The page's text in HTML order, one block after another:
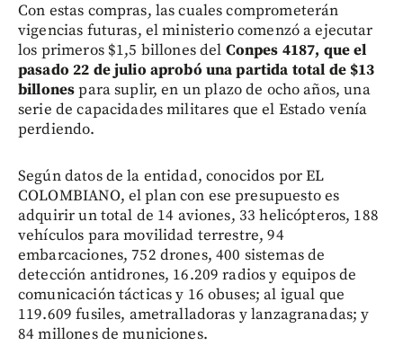
Con estas compras, las cuales comprometerán
vigencias futuras, el ministerio comenzó a ejecutar
los primeros $1,5 billones del Conpes 4187, que el
pasado 22 de julio aprobó una partida total de $13
billonespara suplir, en un plazo de ocho años, una
serie de capacidades militares que el Estado venía
perdiendo.
Según datos de la entidad, conocidos por EL
COLOMBIANO, el plan con ese presupuesto es
adquirir un total de 14 aviones, 33 helicópteros, 188
vehículos para movilidad terrestre, 94
embarcaciones, 752 drones, 400 sistemas de
detección antidrones, 16.209 radios y equipos de
comunicación tácticas y 16 obuses; al igual que
119.609 fusiles, ametralladoras y lanzagranadas; y
84 millones de municiones.